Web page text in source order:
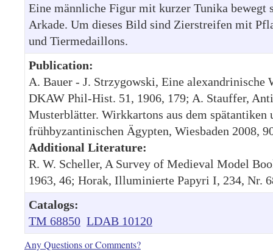
Eine männliche Figur mit kurzer Tunika bewegt
Arkade. Um dieses Bild sind Zierstreifen mit
und Tiermedaillons.
Publication:
A. Bauer - J. Strzygowski, Eine alexandrinische
DKAW Phil-Hist. 51, 1906, 179; A. Stauffer,
Musterblätter. Wirkkartons aus dem spätantiken
frühbyzantinischen Ägypten, Wiesbaden 2008,
Additional Literature:
R. W. Scheller, A Survey of Medieval Model
1963, 46; Horak, Illuminierte Papyri I, 234, Nr.
Catalogs:
TM 68850 LDAB 10120
Any Questions or Comments?